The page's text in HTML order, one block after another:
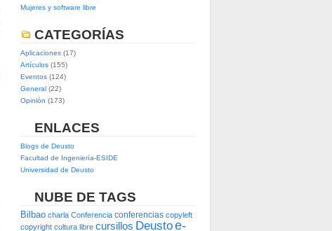
Mujeres y software libre
CATEGORÍAS
Aplicaciones(17)
Artículos(155)
Eventos(124)
General(22)
Opinión (173)
ENLACES
Blogs de Deusto
Facultad de Ingeniería-ESIDE
Universidad de Deusto
NUBE DE TAGS
Bilbao charla Conferencia conferencias copyleft
copyright cultura libre cursillos Deustoe-